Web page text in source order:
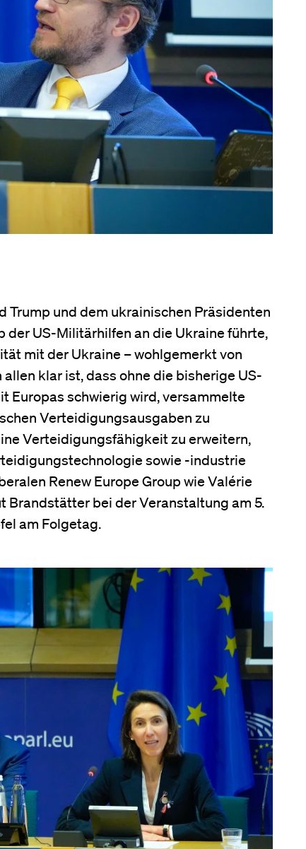
Trump und dem ukrainischen Präsidenten
der US-Militärhilfen an die Ukraine führte,
mit der Ukraine – wohlgemerkt von
klar ist, dass ohne die bisherige US-
Europas schwierig wird, versammelte
Verteidigungsausgaben zu
Verteidigungsfähigkeit zu erweitern,
sowie -industrie
Renew Europe Group wie Valérie
Brandstätter bei der Veranstaltung am 5.
am Folgetag.